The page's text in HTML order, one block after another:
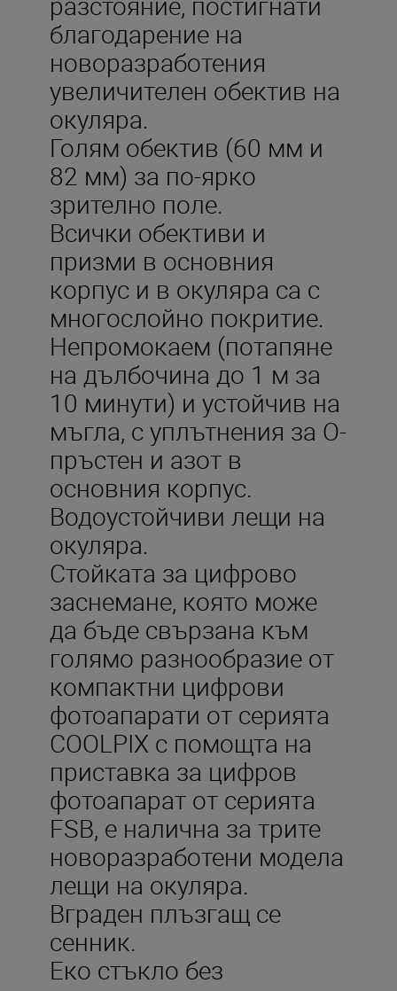
благодарение на
новоразработения
увеличителен обектив на
окуляра.
Голям обектив (60 мм и
82 мм) за по-ярко
зрително поле.
Всички обективи и
призми в основния
корпус и в окуляра са с
многослойно покритие.
Непромокаем (потапяне
на дълбочина до 1 м за
10 минути) и устойчив на
мъгла, с уплътнения за О-
пръстен и азот в
основния корпус.
Водоустойчиви лещи на
окуляра.
Стойката за цифрово
заснемане, която може
да бъде свързана към
голямо разнообразие от
компактни цифрови
фотоапарати от серията
COOLPIX с помощта на
приставка за цифров
фотоапарат от серията
FSB, е налична за трите
новоразработени модела
лещи на окуляра.
Вграден плъзгащ се
сенник.
Еко стъкло без